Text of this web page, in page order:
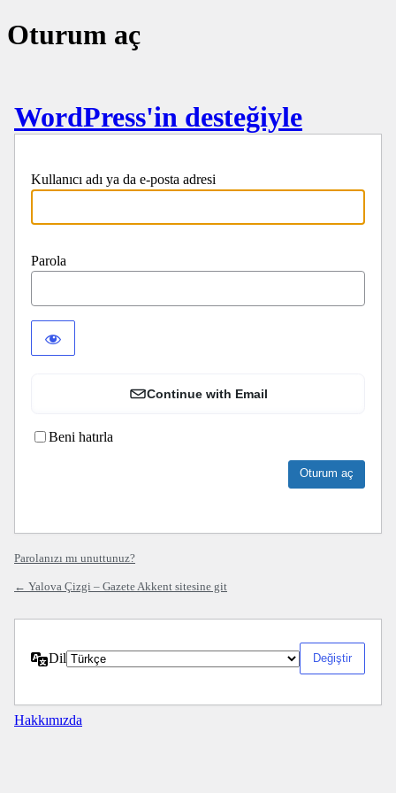
Oturum aç
WordPress'in desteğiyle
Kullanıcı adı ya da e-posta adresi
Parola
Continue with Email
Beni hatırla
Parolanızı mı unuttunuz?
← Yalova Çizgi – Gazete Akkent sitesine git
Dil
Hakkımızda